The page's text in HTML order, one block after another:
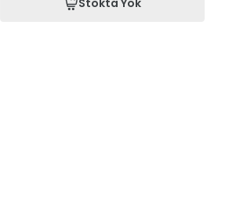
Stokta Yok